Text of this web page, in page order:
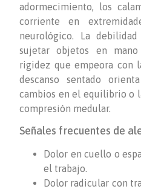
adormecimiento, los
corriente en
neurológico. La
sujetar objetos en
rigidez que empeora con
descanso sentado
cambios en el equilibrio o
compresión medular.
Señales frecuentes de
Dolor en cuello o
el trabajo.
Dolor radicular con